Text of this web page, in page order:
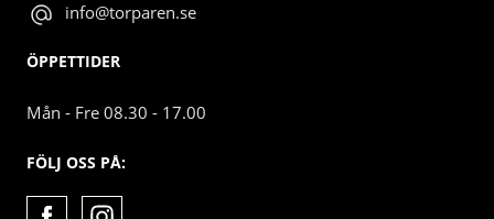
info@torparen.se
ÖPPETTIDER
Mån - Fre 08.30 - 17.00
FÖLJ OSS PÅ: